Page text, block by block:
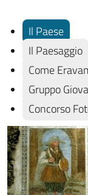
Il Paese
Il Paesaggio
Come
Gruppo
Concorso